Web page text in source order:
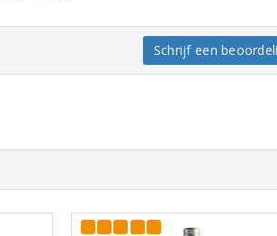
Schrijf een